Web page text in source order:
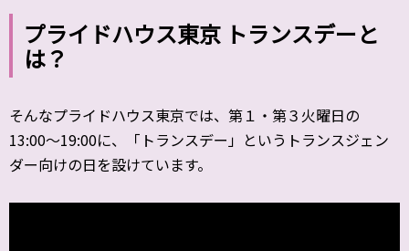
プライドハウス東京 トランスデーと
は？
そんなプライドハウス東京では、第１・第３火曜日の
13:00〜19:00に、「トランスデー」というトランスジェン
ダー向けの日を設けています。